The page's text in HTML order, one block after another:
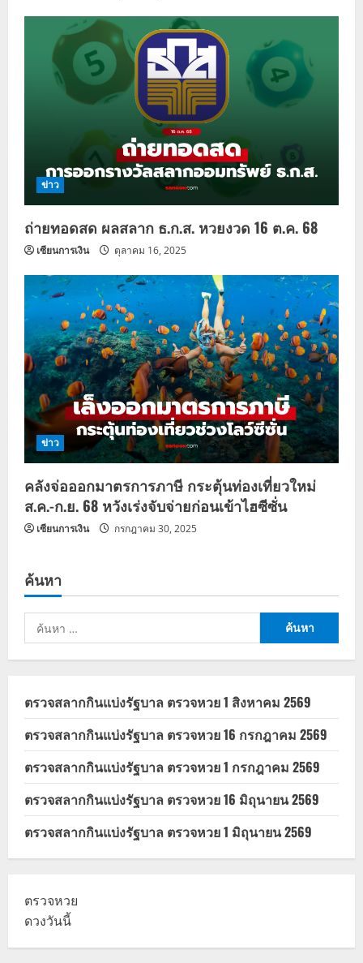
ข่าว
ถ่ายทอดสด ผลสลาก ธ.ก.ส. หวยงวด 16 ต.ค. 68
เซียนการเงิน ตุลาคม 16, 2025
ข่าว
คลังจ่อออกมาตรการภาษี กระตุ้นท่องเที่ยวใหม่
ส.ค.-ก.ย. 68 หวังเร่งจับจ่ายก่อนเข้าไฮซีซั่น
เซียนการเงิน กรกฎาคม 30, 2025
ค้นหา
ค้นหา
สำหรับ:
ตรวจสลากกินแบ่งรัฐบาล ตรวจหวย 1 สิงหาคม 2569
ตรวจสลากกินแบ่งรัฐบาล ตรวจหวย 16 กรกฎาคม 2569
ตรวจสลากกินแบ่งรัฐบาล ตรวจหวย 1 กรกฎาคม 2569
ตรวจสลากกินแบ่งรัฐบาล ตรวจหวย 16 มิถุนายน 2569
ตรวจสลากกินแบ่งรัฐบาล ตรวจหวย 1 มิถุนายน 2569
ตรวจหวย
ดวงวันนี้